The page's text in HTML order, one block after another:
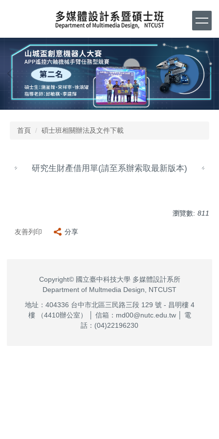
要
區
首頁 碩士班相關辦法及文件下載
研究生財產借用單(請至系辦索取最新版本)
瀏覽數: 811
友善列印 分享
Copyright© 國立臺中科技大學 多媒體設計系所
Department of Multmedia Design, NTCUST
地址：404336 台中市北區三民路三段 129 號 - 昌明樓 4
樓 （4410辦公室） │ 信箱：md00@nutc.edu.tw │ 電
話：(04)22196230